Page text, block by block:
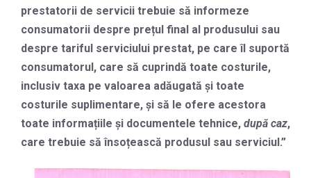
prestatorii de servicii trebuie să informeze
consumatorii despre prețul final al produsului sau
despre tariful serviciului prestat, pe care îl suportă
consumatorul, care să cuprindă toate costurile,
inclusiv taxa pe valoarea adăugată și toate
costurile suplimentare, și să le ofere acestora
toate informațiile și documentele tehnice, după caz,
care trebuie să însoțească produsul sau serviciul.”